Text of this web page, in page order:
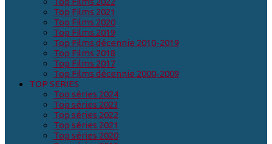
Top Films 2021
Top Films 2020
Top Films 2019
Top Films décennie 2010-2019
Top Films 2018
Top Films 2017
Top Films décennie 2000-2009
TOP SERIES
Top séries 2024
Top séries 2023
Top séries 2022
Top séries 2021
Top séries 2020